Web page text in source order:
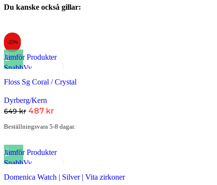
Du kanske också gillar:
-25%
Jämför Produkter
SnabbVy
Lägg till i Favoriter
Floss Sg Coral / Crystal
Dyrberg/Kern
649kr 487 kr
Beställningsvara 5-8 dagar.
Jämför Produkter
SnabbVy
Lägg till i Favoriter
Domenica Watch | Silver | Vita zirkoner